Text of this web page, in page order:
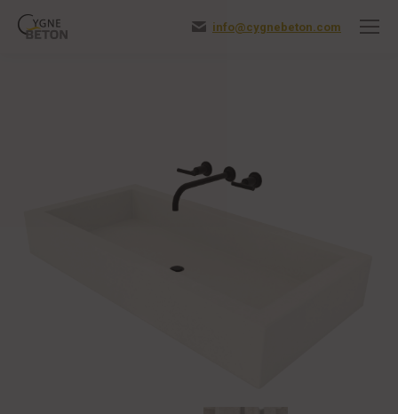
info@cygnebeton.com